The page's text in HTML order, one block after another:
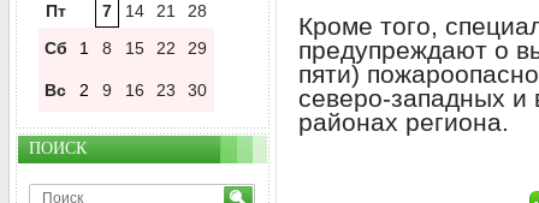
Кроме того,
предупреждают о
пяти)
северо-западных и
районах региона.
Пт
7 14 21
28
Сб
1 8 15 22 29
Вс 2 9 16 23 30
ПОИСК